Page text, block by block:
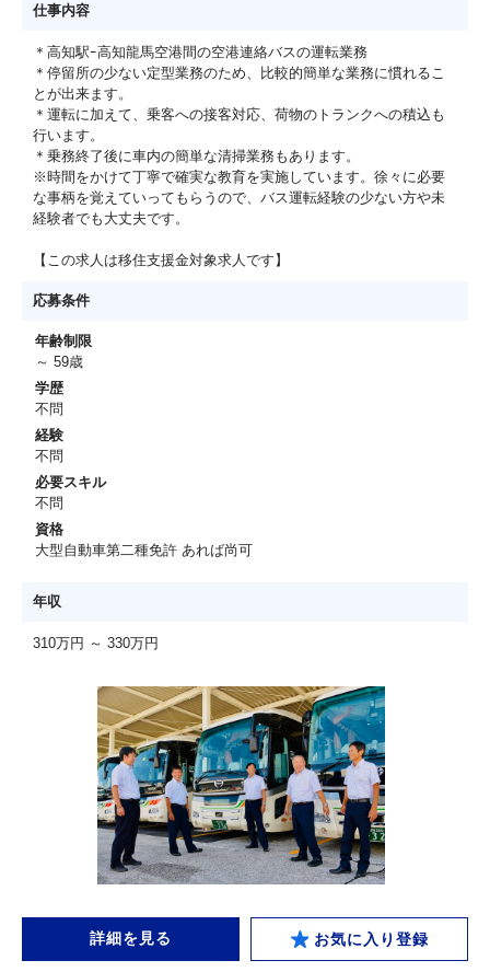
仕事内容
＊高知駅ｰ高知龍馬空港間の空港連絡バスの運転業務
＊停留所の少ない定型業務のため、比較的簡単な業務に慣れるこ
とが出来ます。
＊運転に加えて、乗客への接客対応、荷物のトランクへの積込も
行います。
＊乗務終了後に車内の簡単な清掃業務もあります。
※時間をかけて丁寧で確実な教育を実施しています。徐々に必要
な事柄を覚えていってもらうので、バス運転経験の少ない方や未
経験者でも大丈夫です。
【この求人は移住支援金対象求人です】
応募条件
年齢制限
～ 59歳
学歴
不問
経験
不問
必要スキル
不問
資格
大型自動車第二種免許 あれば尚可
年収
310万円 ～ 330万円
詳細を見る お気に入り登録